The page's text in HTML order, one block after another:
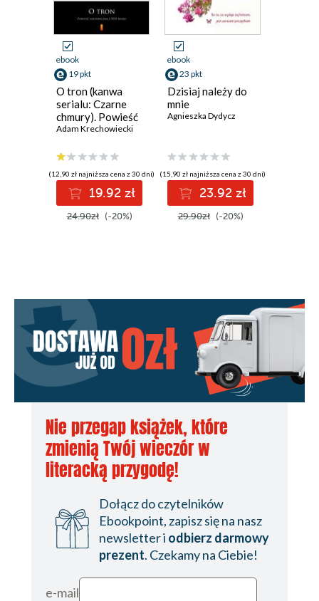
ebook
19 pkt
O tron (kanwa
serialu: Czarne
chmury). Powieść
historyczna z XVII
Adam Krechowiecki
(12,90 zł najniższa cena z 30 dni)
19.92 zł
24.90zł (-20%)
ebook
23 pkt
Dzisiaj należy do
mnie
Agnieszka Dydycz
(15,90 zł najniższa cena z 30 dni)
23.92 zł
29.90zł (-20%)
Nie przegap książek, które
zmienią Twój wieczór w
literacką przygodę!
Dołącz do czytelników
Ebookpoint, zapisz się na nasz
newsletter i odbierz darmowy
prezent. Czekamy na Ciebie!
e-mail